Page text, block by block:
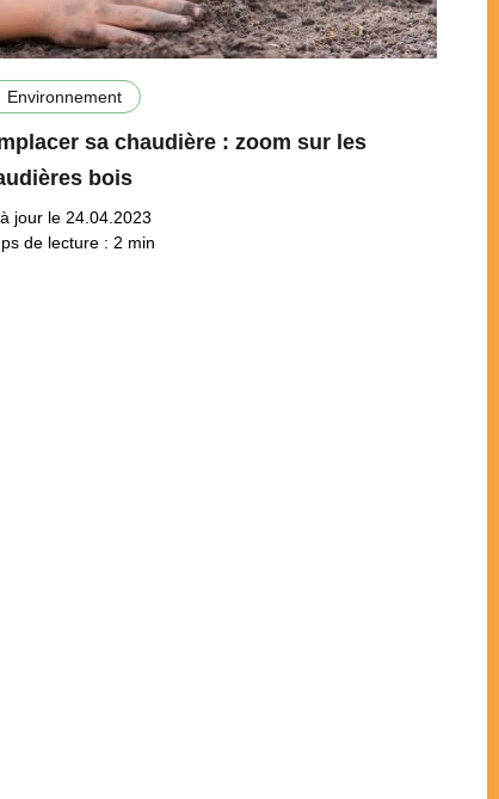
Environnement
sa chaudière : zoom sur les
bois
jour le 24.04.2023
de lecture : 2 min